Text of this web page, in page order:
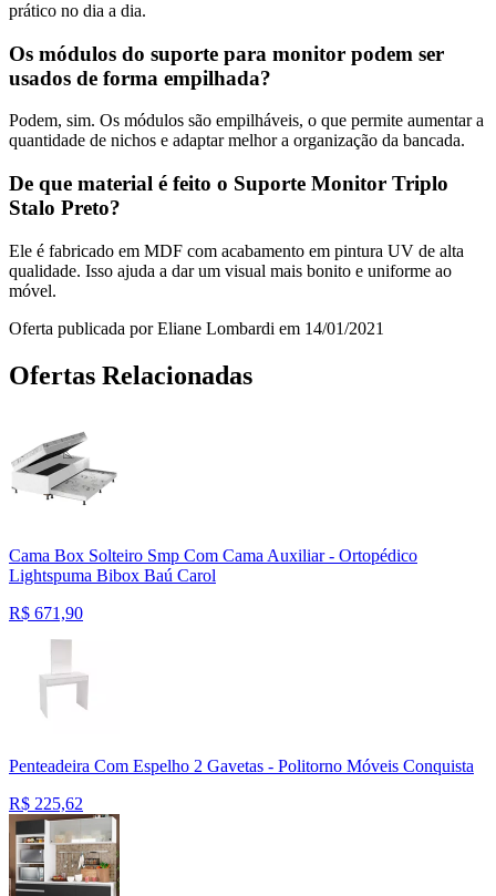
prático no dia a dia.
Os módulos do suporte para monitor podem ser
usados de forma empilhada?
Podem, sim. Os módulos são empilháveis, o que permite aumentar a
quantidade de nichos e adaptar melhor a organização da bancada.
De que material é feito o Suporte Monitor Triplo
Stalo Preto?
Ele é fabricado em MDF com acabamento em pintura UV de alta
qualidade. Isso ajuda a dar um visual mais bonito e uniforme ao
móvel.
Oferta publicada por Eliane Lombardi em 14/01/2021
Ofertas Relacionadas
Cama Box Solteiro Smp Com Cama Auxiliar - Ortopédico
Lightspuma Bibox Baú Carol
R$ 671,90
Penteadeira Com Espelho 2 Gavetas - Politorno Móveis Conquista
R$ 225,62